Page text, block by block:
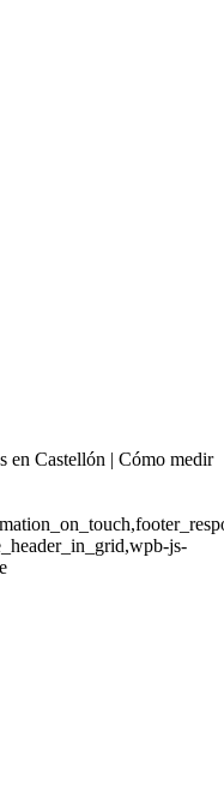
en Castellón | Cómo medir
js-